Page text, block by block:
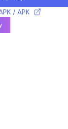
/ APK